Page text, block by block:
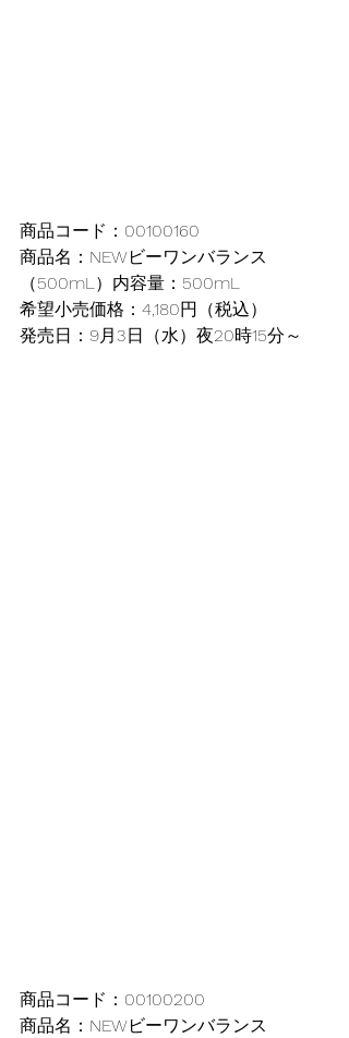
商品コード：00100160
商品名：NEWビーワンバランス
（500mL）内容量：500mL
希望小売価格：4,180円（税込）
発売日：9月3日（水）夜20時15分～
商品コード：00100200
商品名：NEWビーワンバランス